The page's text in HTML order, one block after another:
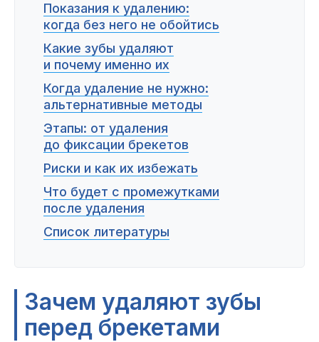
Гарантии Информация
Сотрудники Контакты
Показания к удалению:
когда без него не обойтись
Какие зубы удаляют
и почему именно их
Когда удаление не нужно:
альтернативные методы
Этапы: от удаления
до фиксации брекетов
Риски и как их избежать
Что будет с промежутками
после удаления
Список литературы
Зачем удаляют зубы
перед брекетами